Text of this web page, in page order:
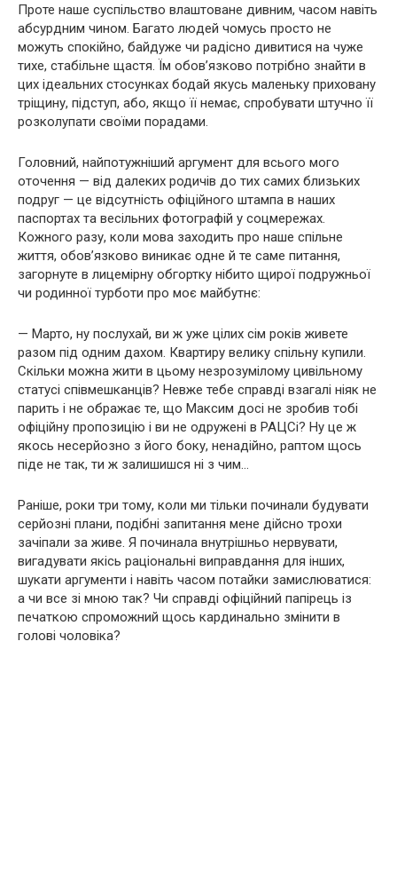
Проте наше суспільство влаштоване дивним, часом навіть
абсурдним чином. Багато людей чомусь просто не
можуть спокійно, байдуже чи радісно дивитися на чуже
тихе, стабільне щастя. Їм обов’язково потрібно знайти в
цих ідеальних стосунках бодай якусь маленьку приховану
тріщину, підступ, або, якщо її немає, спробувати штучно її
розколупати своїми порадами.
Головний, найпотужніший аргумент для всього мого
оточення — від далеких родичів до тих самих близьких
подруг — це відсутність офіційного штампа в наших
паспортах та весільних фотографій у соцмережах.
Кожного разу, коли мова заходить про наше спільне
життя, обов’язково виникає одне й те саме питання,
загорнуте в лицемірну обгортку нібито щирої подружньої
чи родинної турботи про моє майбутнє:
— Марто, ну послухай, ви ж уже цілих сім років живете
разом під одним дахом. Квартиру велику спільну купили.
Скільки можна жити в цьому незрозумілому цивільному
статусі співмешканців? Невже тебе справді взагалі ніяк не
парить і не ображає те, що Максим досі не зробив тобі
офіційну пропозицію і ви не одружені в РАЦСі? Ну це ж
якось несерйозно з його боку, ненадійно, раптом щось
піде не так, ти ж залишишся ні з чим…
Раніше, роки три тому, коли ми тільки починали будувати
серйозні плани, подібні запитання мене дійсно трохи
зачіпали за живе. Я починала внутрішньо нервувати,
вигадувати якісь раціональні виправдання для інших,
шукати аргументи і навіть часом потайки замислюватися:
а чи все зі мною так? Чи справді офіційний папірець із
печаткою спроможний щось кардинально змінити в
голові чоловіка?